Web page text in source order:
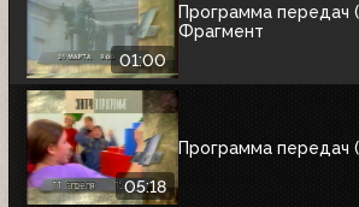
01:00
Программа передач
Фрагмент
05:18
Программа передач